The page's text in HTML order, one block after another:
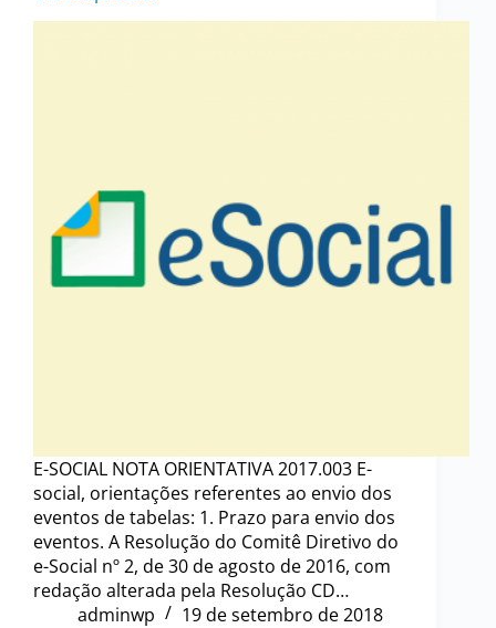
E-SOCIAL NOTA ORIENTATIVA 2017.003 E-
social, orientações referentes ao envio dos
eventos de tabelas: 1. Prazo para envio dos
eventos. A Resolução do Comitê Diretivo do
e-Social nº 2, de 30 de agosto de 2016, com
redação alterada pela Resolução CD…
adminwp
19 de setembro de 2018